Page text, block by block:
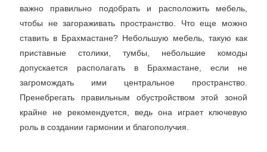
важно правильно подобрать и расположить мебель,
чтобы не загораживать пространство. Что еще можно
ставить в Брахмастане? Небольшую мебель, такую как
приставные столики, тумбы, небольшие комоды
допускается располагать в Брахмастане, если не
загромождать ими центральное пространство.
Пренебрегать правильным обустройством этой зоной
крайне не рекомендуется, ведь она играет ключевую
роль в создании гармонии и благополучия.